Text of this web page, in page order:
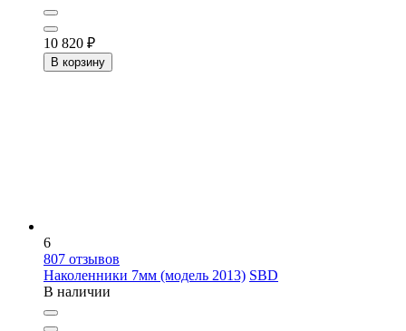
10 820 ₽
В корзину
6
807 отзывов
Наколенники 7мм (модель 2013) SBD
В наличии